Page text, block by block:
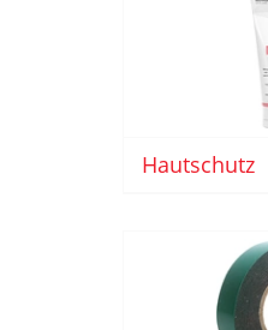
Hautschutz